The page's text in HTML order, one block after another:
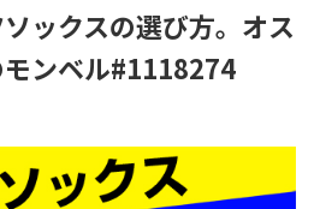
ックスの選び方。オス
ンベル#1118274